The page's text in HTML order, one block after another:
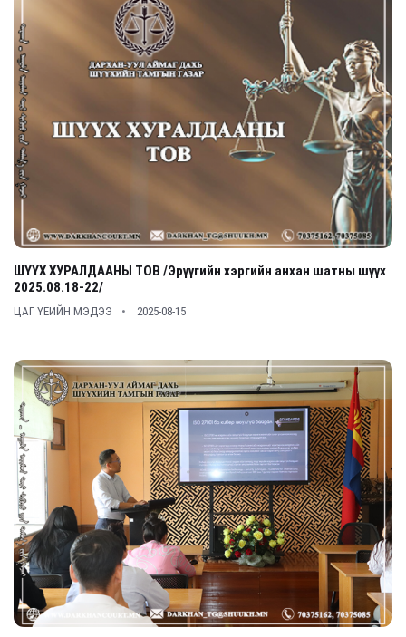
ШҮҮХ ХУРАЛДААНЫ ТОВ /Эрүүгийн хэргийн анхан шатны шүүх
2025.08.18-22/
ЦАГ ҮЕИЙН МЭДЭЭ 2025-08-15